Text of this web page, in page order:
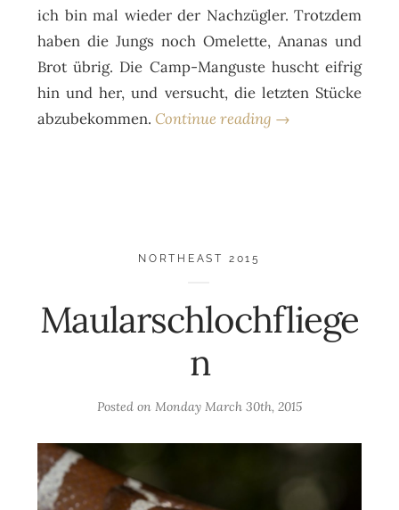
ich bin mal wieder der Nachzügler. Trotzdem
haben die Jungs noch Omelette, Ananas und
Brot übrig. Die Camp-Manguste huscht eifrig
hin und her, und versucht, die letzten Stücke
abzubekommen. Continue reading →
NORTHEAST 2015
Maularschlochfliege
n
Posted on Monday March 30th, 2015